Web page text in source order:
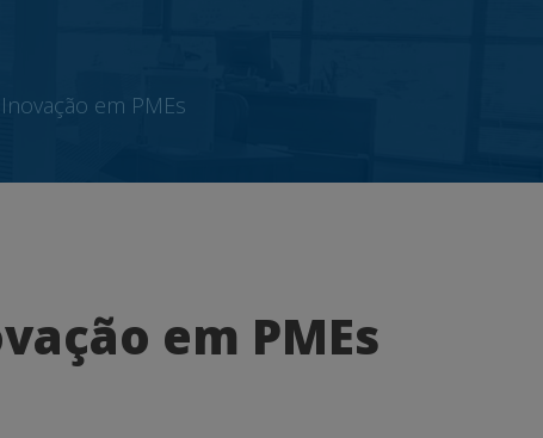
em PMEs
em PMEs